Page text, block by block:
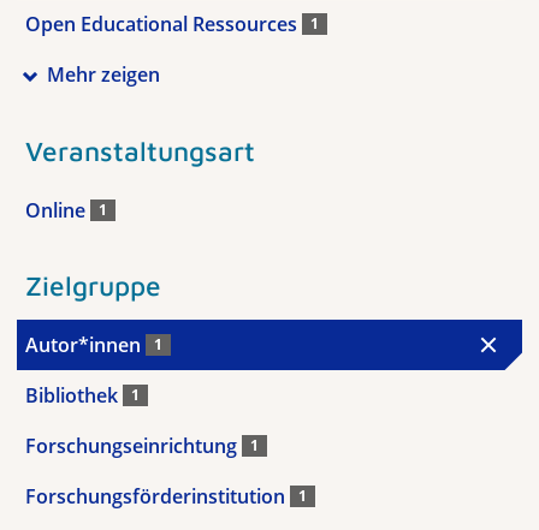
Open Educational Ressources 1
Mehr zeigen
Veranstaltungsart
Online 1
Zielgruppe
Autor*innen 1
Bibliothek 1
Forschungseinrichtung 1
Forschungsförderinstitution 1